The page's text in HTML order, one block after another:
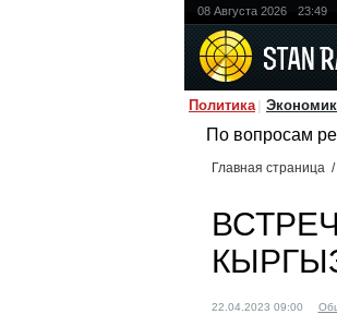
08 Августа 2026 23:49
Политика
По вопросам
Главная страница /
22.04.2023 09:00